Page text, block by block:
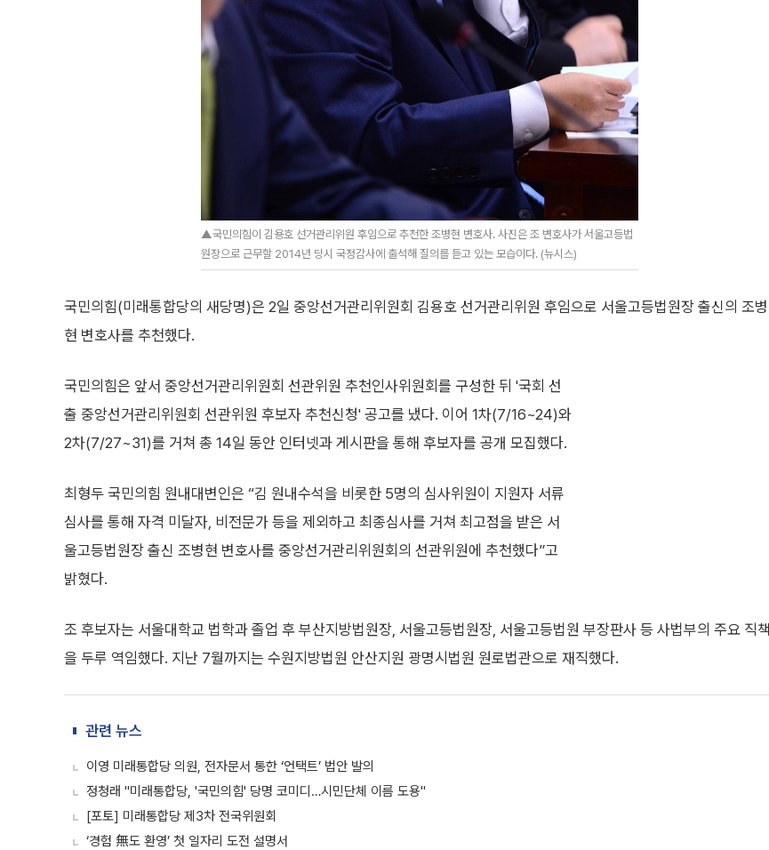
▲국민의힘이 김용호 선거관리위원 후임으로 추천한 조병현 변호사. 사진은 조 변호사가 서울고등법
원장으로 근무할 2014년 당시 국정감사에 출석해 질의를 듣고 있는 모습이다. (뉴시스)
국민의힘(미래통합당의 새당명)은 2일 중앙선거관리위원회 김용호 선거관리위원 후임으로 서울고등법원장 출신의 조병
현 변호사를 추천했다.
국민의힘은 앞서 중앙선거관리위원회 선관위원 추천인사위원회를 구성한 뒤 '국회 선
출 중앙선거관리위원회 선관위원 후보자 추천신청' 공고를 냈다. 이어 1차(7/16~24)와
2차(7/27~31)를 거쳐 총 14일 동안 인터넷과 게시판을 통해 후보자를 공개 모집했다.
최형두 국민의힘 원내대변인은 “김 원내수석을 비롯한 5명의 심사위원이 지원자 서류
심사를 통해 자격 미달자, 비전문가 등을 제외하고 최종심사를 거쳐 최고점을 받은 서
울고등법원장 출신 조병현 변호사를 중앙선거관리위원회의 선관위원에 추천했다”고
밝혔다.
조 후보자는 서울대학교 법학과 졸업 후 부산지방법원장, 서울고등법원장, 서울고등법원 부장판사 등 사법부의 주요 직책
을 두루 역임했다. 지난 7월까지는 수원지방법원 안산지원 광명시법원 원로법관으로 재직했다.
관련 뉴스
이영 미래통합당 의원, 전자문서 통한 ‘언택트’ 법안 발의
정청래 "미래통합당, '국민의힘' 당명 코미디…시민단체 이름 도용"
[포토] 미래통합당 제3차 전국위원회
‘경험 無도 환영’ 첫 일자리 도전 설명서